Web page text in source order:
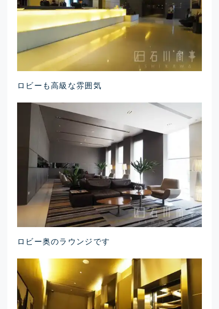
ロビーも高級な雰囲気
ロビー奥のラウンジです